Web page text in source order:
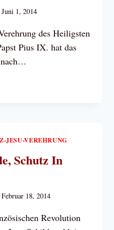
Juni 1, 2014
des Heiligsten
Pius IX. hat das
nach…
JESU-VEREHRUNG
Schutz In
Februar 18, 2014
Revolution